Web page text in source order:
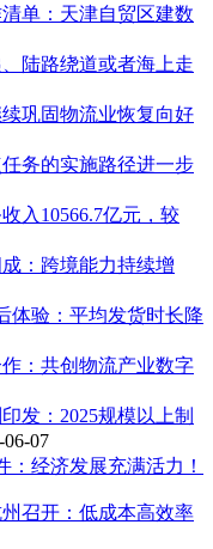
单：天津自贸区建数
陆路绕道或者海上走
巩固物流业恢复向好
务的实施路径进一步
入10566.7亿元，较
：跨境能力持续增
体验：平均发货时长降
：共创物流产业数字
发：2025规模以上制
06-07
：经济发展充满活力！
召开：低成本高效率